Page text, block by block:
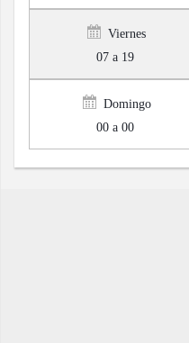
Viernes
07 a 19
Domingo
00 a 00